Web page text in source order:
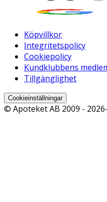
Köpvillkor
Integritetspolicy
Cookiepolicy
Kundklubbens
Tillgänglighet
Cookieinställningar
© Apoteket AB 2009 -